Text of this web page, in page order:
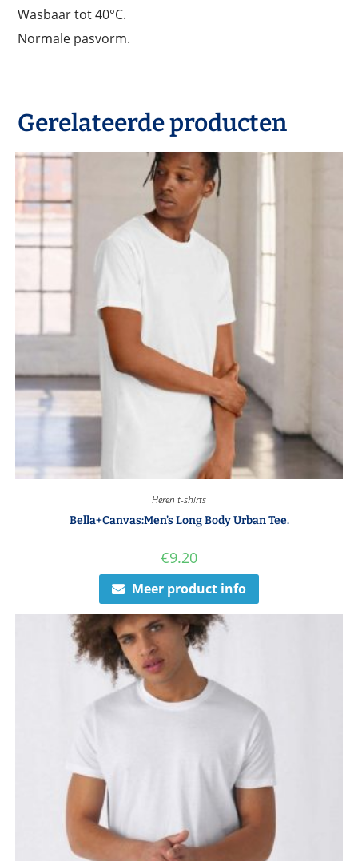
Wasbaar tot 40°C.
Normale pasvorm.
Gerelateerde producten
Heren t-shirts
Bella+Canvas:Men’s Long Body Urban Tee.
€9.20
Meer product info